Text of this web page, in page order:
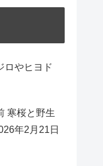
ロやヒヨド
寒桜と野生
年2月21日